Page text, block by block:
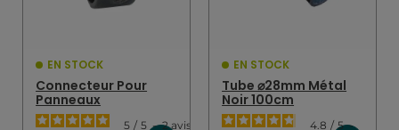
EN STOCK
Connecteur Pour
Panneaux
5 / 5 - 2avis
EN STOCK
Tube ⌀28mm Métal
Noir 100cm
4.8 / 5-